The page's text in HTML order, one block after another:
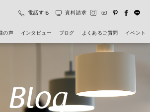
の声 インタビュー ブログ よくあるご質問 イベント
電話する 資料請求
Blog